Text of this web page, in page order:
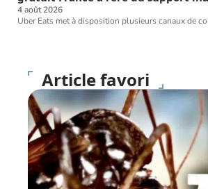
4 août 2026
Uber Eats met à disposition plusieurs canaux de
Article favori